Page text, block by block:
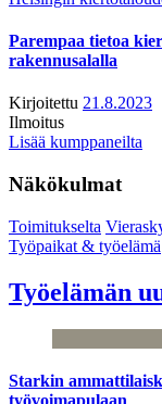
Parempaa tietoa
rakennusalalla
Kirjoitettu 21.8.2023
Ilmoitus
Lisää kumppaneilta
Näkökulmat
Toimitukselta
Työpaikat & työelämä
Työelämän
Starkin
työvoimapulaan